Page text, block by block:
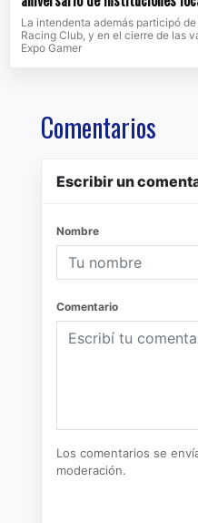
La intendenta además participó
Racing Club, y en el cierre de las
Expo Gamer
Comentarios
Escribir un
Nombre
Comentario
Los comentarios se
moderación.